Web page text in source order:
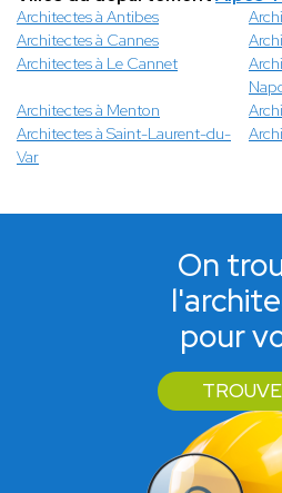
Architectes à Antibes
Architectes à Cannes
Architectes à Le Cannet
Architectes à Menton
Architectes à Saint-Laurent-du-
Var
On
pour